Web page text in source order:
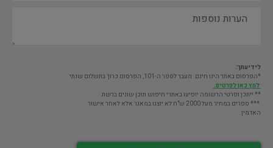
לידיעתך:
*הפרסום באתר הינו חינם. מעבר לספר ה-101, הפרסום כרוך בתשלום שנתי
לחץ כאן לפרטים.
** ייתכן ופרטי הרשומה יופיעו באתרי חיפוש תוכן שונים ברשת
*** ספרים במחיר מעל 2000 ש"ח לא יוצגו במאגר אלא לאחר אישור
האדמין.